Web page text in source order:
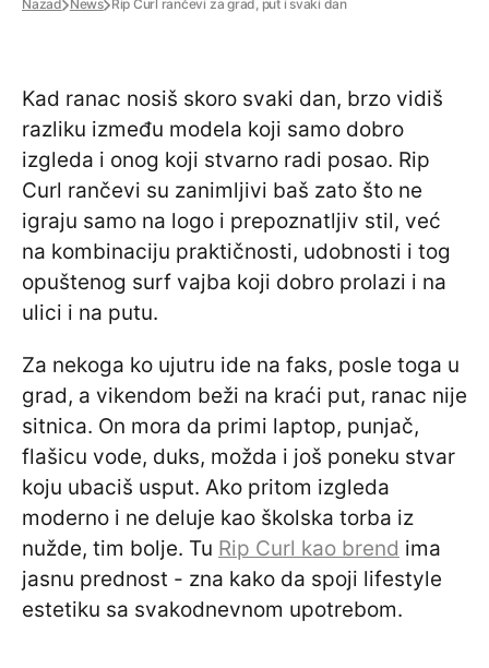
Nazad News Rip Curl rančevi za grad, put i svaki dan
Kad ranac nosiš skoro svaki dan, brzo vidiš
razliku između modela koji samo dobro
izgleda i onog koji stvarno radi posao. Rip
Curl rančevi su zanimljivi baš zato što ne
igraju samo na logo i prepoznatljiv stil, već
na kombinaciju praktičnosti, udobnosti i tog
opuštenog surf vajba koji dobro prolazi i na
ulici i na putu.
Za nekoga ko ujutru ide na faks, posle toga u
grad, a vikendom beži na kraći put, ranac nije
sitnica. On mora da primi laptop, punjač,
flašicu vode, duks, možda i još poneku stvar
koju ubaciš usput. Ako pritom izgleda
moderno i ne deluje kao školska torba iz
nužde, tim bolje. Tu Rip Curl kao brend ima
jasnu prednost - zna kako da spoji lifestyle
estetiku sa svakodnevnom upotrebom.